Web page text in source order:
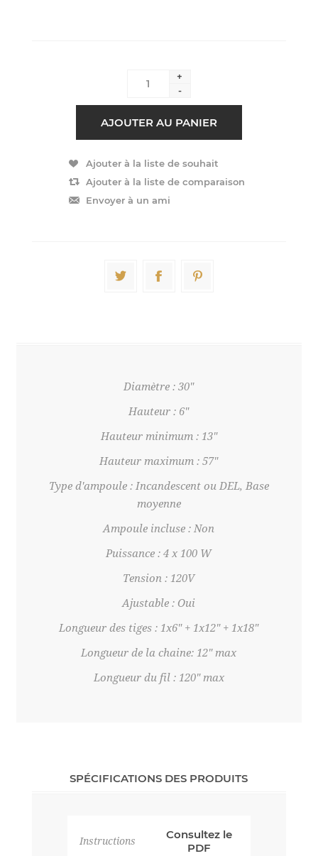
+
-
Diamètre : 30"
Hauteur : 6"
Hauteur minimum : 13"
Hauteur maximum : 57"
Type d'ampoule : Incandescent ou DEL, Base
moyenne
Ampoule incluse : Non
Puissance : 4 x 100 W
Tension : 120V
Ajustable : Oui
Longueur des tiges : 1x6" + 1x12" + 1x18"
Longueur de la chaine: 12" max
Longueur du fil : 120" max
SPÉCIFICATIONS DES PRODUITS
Instructions
Consultez le
PDF